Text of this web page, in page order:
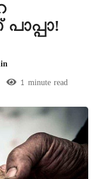
1 minute read